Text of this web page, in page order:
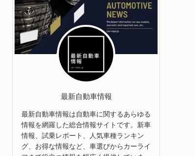
最新自動車情報
最新自動車情報は自動車に関するあらゆる
情報を網羅した総合情報サイトです。新車
情報、試乗レポート、人気車種ランキン
グ、お得な情報など、車選びからカーライ